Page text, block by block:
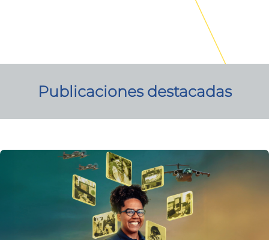
Publicaciones destacadas